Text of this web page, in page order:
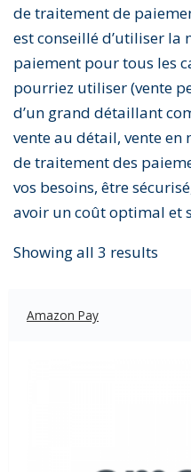
de traitement de
est conseillé d’utiliser la
paiement pour tous les
pourriez utiliser (vente
d’un grand détaillant
vente au détail, vente
de traitement des
vos besoins, être
avoir un coût optimal et
Showing all 3 results
Amazon Pay